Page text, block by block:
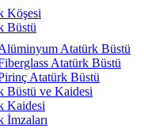
Köşesi
Büstü
Atatürk Büstü
Atatürk Büstü
Atatürk Büstü
Büstü ve Kaidesi
Kaidesi
İmzaları